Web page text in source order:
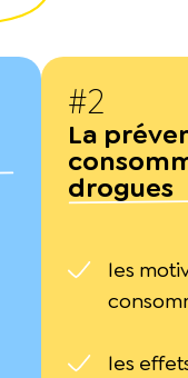
#2
La
drogues
les
les